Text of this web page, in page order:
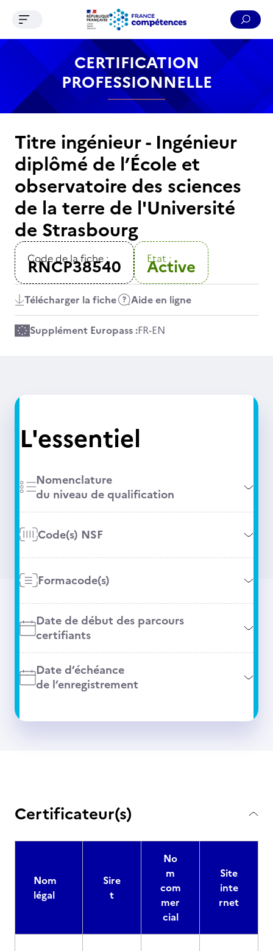
Contenu Recherche Menu Pied de page
Ouvrir le menu de navigation
CERTIFICATION
PROFESSIONNELLE
Titre ingénieur - Ingénieur
diplômé de l’École et
observatoire des sciences
de la terre de l'Université
de Strasbourg
Code de la fiche :
RNCP38540 Etat :
Active
Télécharger la fiche Aide en ligne
Supplément Europass :FR-EN
L'essentiel
Nomenclature
du niveau de qualification
Code(s) NSF
Formacode(s)
Date de début des parcours
certifiants
Date d’échéance
de l’enregistrement
Certificateur(s)
Nom
légal
Sire
t
No
m
com
mer
cial
Site
inte
rnet